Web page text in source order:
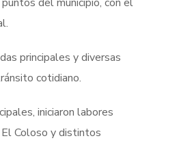
principales y diversas
cotidiano.
iniciaron labores
El Coloso y distintos